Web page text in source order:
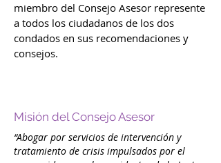
miembro del Consejo Asesor represente
a todos los ciudadanos de los dos
condados en sus recomendaciones y
consejos.
Misión del Consejo Asesor
“Abogar por servicios de intervención y
tratamiento de crisis impulsados por el